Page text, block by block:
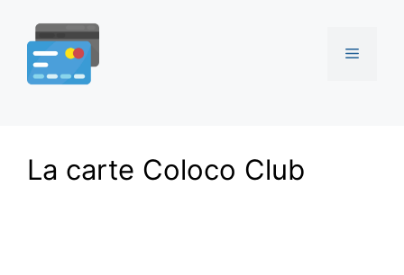
contenu
Menu
La carte Coloco Club